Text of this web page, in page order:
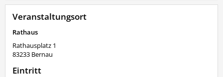
Veranstaltungsort
Rathaus
Rathausplatz 1
83233 Bernau
Eintritt